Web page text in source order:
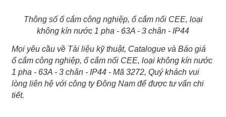
Thông số ổ cắm công nghiệp, ổ cắm nối CEE, loại
không kín nước 1 pha - 63A - 3 chân - IP44
Mọi yêu cầu về Tài liệu kỹ thuật, Catalogue và Báo giá
ổ cắm công nghiệp, ổ cắm nối CEE, loại không kín nước
1 pha - 63A - 3 chân - IP44 - Mã 3272, Quý khách vui
lòng liên hệ với công ty Đông Nam để được tư vấn chi
tiết.